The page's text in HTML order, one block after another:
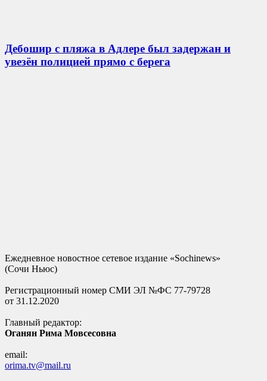
Дебошир с пляжа в Адлере был задержан и
увезён полицией прямо с берега
Ежедневное новостное сетевое издание «Sochinews»
(Сочи Ньюс)
Регистрационный номер СМИ ЭЛ №ФС 77-79728
от 31.12.2020
Главный редактор:
Оганян Рима Мовсесовна
email:
orima.tv@mail.ru